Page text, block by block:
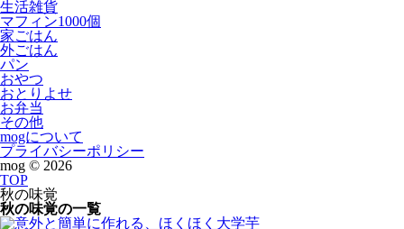
生活雑貨
マフィン1000個
家ごはん
外ごはん
パン
おやつ
おとりよせ
お弁当
その他
mogについて
プライバシーポリシー
mog © 2026
TOP
秋の味覚
秋の味覚の一覧